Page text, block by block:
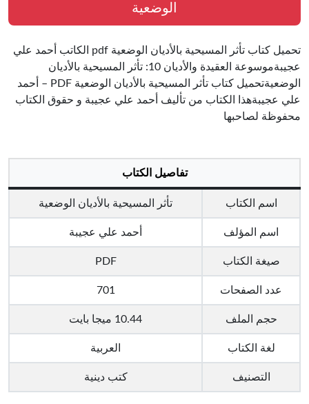
الوضعية
تحميل كتاب تأثر المسيحية بالأديان الوضعية pdf الكاتب أحمد علي
عجيبةموسوعة العقيدة والأديان 10: تأثر المسيحية بالأديان
الوضعيةتحميل كتاب تأثر المسيحية بالأديان الوضعية PDF – أحمد
علي عجيبةهذا الكتاب من تأليف أحمد علي عجيبة و حقوق الكتاب
محفوظة لصاحبها
تفاصيل الكتاب
اسم الكتاب تأثر المسيحية بالأديان الوضعية
اسم المؤلف أحمد علي عجيبة
صيغة الكتاب PDF
عدد الصفحات 701
حجم الملف 10.44 ميجا بايت
لغة الكتاب العربية
التصنيف كتب دينية